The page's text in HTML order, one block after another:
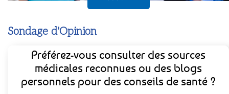
Sondage d'Opinion
Préférez-vous consulter des sources
médicales reconnues ou des blogs
personnels pour des conseils de santé ?